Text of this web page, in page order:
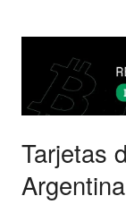
Tarjetas
Argentina